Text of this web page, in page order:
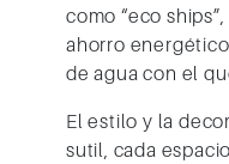
como “eco
ahorro
de agua con el
El estilo y la
sutil, cada